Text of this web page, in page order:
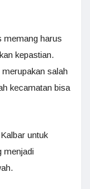
memang harus
kepastian.
salah
kecamatan bisa
untuk
menjadi